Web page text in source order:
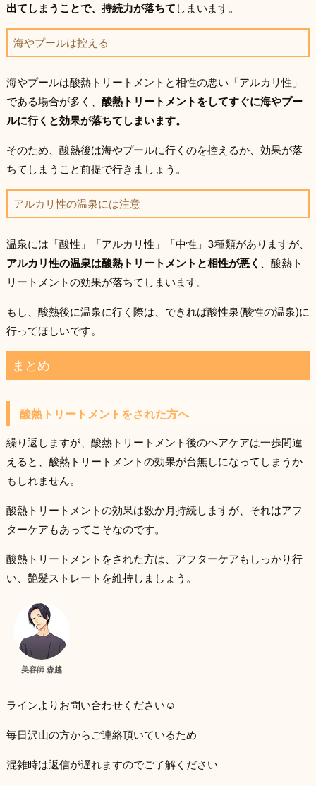
出てしまうことで、持続力が落ちて しまいます。
海やプールは控える
海やプールは酸熱トリートメントと相性の悪い「アルカリ性」
である場合が多く、 酸熱トリートメントをしてすぐに海やプー
ルに行くと効果が落ちてしまいます。
そのため、酸熱後は海やプールに行くのを控えるか、効果が落
ちてしまうこと前提で行きましょう。
アルカリ性の温泉には注意
温泉には「酸性」「アルカリ性」「中性」3種類がありますが、
アルカリ性の温泉は酸熱トリートメントと相性が悪く
、酸熱ト
リートメントの効果が落ちてしまいます。
もし、酸熱後に温泉に行く際は、できれば酸性泉(酸性の温泉)に
行ってほしいです。
まとめ
酸熱トリートメントをされた方へ
繰り返しますが、酸熱トリートメント後のヘアケアは一歩間違
えると、酸熱トリートメントの効果が台無しになってしまうか
もしれません。
酸熱トリートメントの効果は数か月持続しますが、それはアフ
ターケアもあってこそなのです。
酸熱トリートメントをされた方は、アフターケアもしっかり行
い、艶髪ストレートを維持しましょう。
美容師 森越
ラインよりお問い合わせください☺
毎日沢山の方からご連絡頂いているため
混雑時は返信が遅れますのでご了解ください